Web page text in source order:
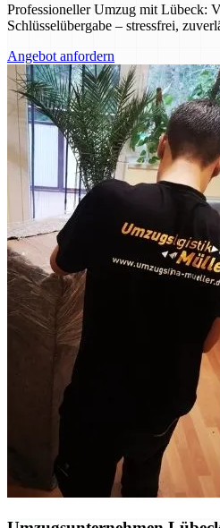
Professioneller Umzug mit Lübeck:
Schlüsselübergabe – stressfrei,
Angebot anfordern